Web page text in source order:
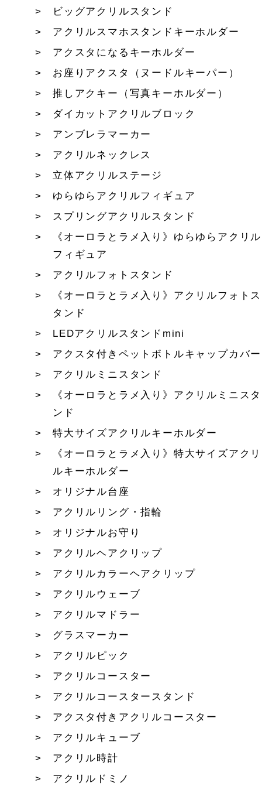
ビッグアクリルスタンド
アクリルスマホスタンドキーホルダー
アクスタになるキーホルダー
お座りアクスタ（ヌードルキーパー）
推しアクキー（写真キーホルダー）
ダイカットアクリルブロック
アンブレラマーカー
アクリルネックレス
立体アクリルステージ
ゆらゆらアクリルフィギュア
スプリングアクリルスタンド
《オーロラとラメ入り》ゆらゆらアクリル
フィギュア
アクリルフォトスタンド
《オーロラとラメ入り》アクリルフォトス
タンド
LEDアクリルスタンドmini
アクスタ付きペットボトルキャップカバー
アクリルミニスタンド
《オーロラとラメ入り》アクリルミニスタ
ンド
特大サイズアクリルキーホルダー
《オーロラとラメ入り》特大サイズアクリ
ルキーホルダー
オリジナル台座
アクリルリング・指輪
オリジナルお守り
アクリルヘアクリップ
アクリルカラーヘアクリップ
アクリルウェーブ
アクリルマドラー
グラスマーカー
アクリルピック
アクリルコースター
アクリルコースタースタンド
アクスタ付きアクリルコースター
アクリルキューブ
アクリル時計
アクリルドミノ